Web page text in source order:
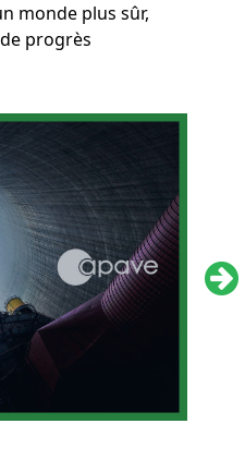
monde plus sûr,
progrès